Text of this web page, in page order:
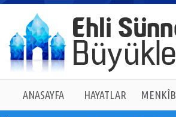
ANASAYFA HAYATLAR